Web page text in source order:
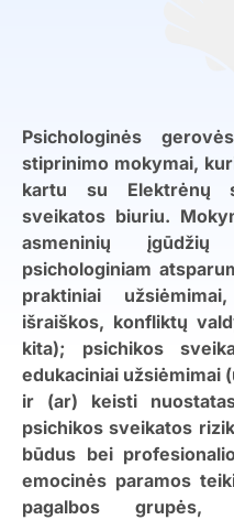
Psichologinės
stiprinimo mokymai,
kartu su Elektrėnų
sveikatos biuriu.
asmeninių įgūdžių
psichologiniam
praktiniai
išraiškos, konfliktų
kita); psichikos
edukaciniai užsiėmimai
ir (ar) keisti
psichikos sveikatos
būdus bei
emocinės paramos
pagalbos grupės,